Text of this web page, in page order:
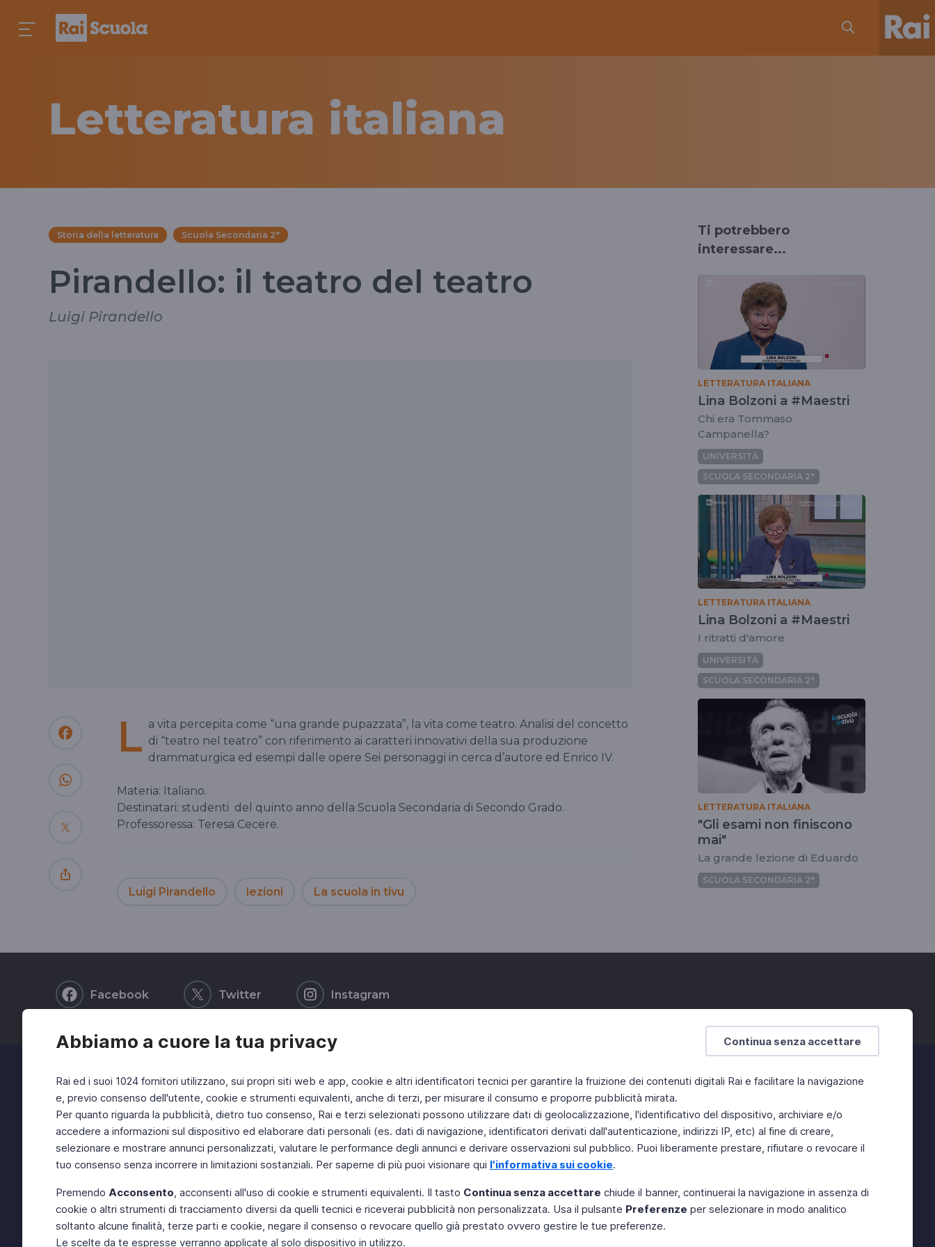
Continua senza accettare
Abbiamo a cuore la tua privacy
Rai ed i suoi 1024 fornitori utilizzano, sui propri siti web e app, cookie e altri identificatori tecnici per garantire la fruizione dei contenuti digitali Rai e facilitare la navigazione
e, previo consenso dell'utente, cookie e strumenti equivalenti, anche di terzi, per misurare il consumo e proporre pubblicità mirata.
Per quanto riguarda la pubblicità, dietro tuo consenso, Rai e terzi selezionati possono utilizzare dati di geolocalizzazione, l'identificativo del dispositivo, archiviare e/o
accedere a informazioni sul dispositivo ed elaborare dati personali (es. dati di navigazione, identificatori derivati dall'autenticazione, indirizzi IP, etc) al fine di creare,
selezionare e mostrare annunci personalizzati, valutare le performance degli annunci e derivare osservazioni sul pubblico. Puoi liberamente prestare, rifiutare o revocare il
tuo consenso senza incorrere in limitazioni sostanziali. Per saperne di più puoi visionare qui l'informativa sui cookie.
Premendo Acconsento, acconsenti all'uso di cookie e strumenti equivalenti. Il tasto Continua senza accettare chiude il banner, continuerai la navigazione in assenza di
cookie o altri strumenti di tracciamento diversi da quelli tecnici e riceverai pubblicità non personalizzata. Usa il pulsante Preferenze per selezionare in modo analitico
soltanto alcune finalità, terze parti e cookie, negare il consenso o revocare quello già prestato ovvero gestire le tue preferenze.
Le scelte da te espresse verranno applicate al solo dispositivo in utilizzo.
Letteratura italiana
Storia della letteratura Scuola Secondaria 2°
Pirandello: il teatro del teatro
Luigi Pirandello
L a vita percepita come “una grande pupazzata”, la vita come teatro. Analisi del concetto
di “teatro nel teatro” con riferimento ai caratteri innovativi della sua produzione
drammaturgica ed esempi dalle opere Sei personaggi in cerca d’autore ed Enrico IV.
​​​​​​​Materia: Italiano.
Destinatari: studenti del quinto anno della Scuola Secondaria di Secondo Grado.
Professoressa: Teresa Cecere.
Luigi Pirandello lezioni La scuola in tivu
Ti potrebbero
interessare...
LETTERATURA ITALIANA
Lina Bolzoni a #Maestri
Chi era Tommaso
Campanella?
UNIVERSITÀ
SCUOLA SECONDARIA 2°
LETTERATURA ITALIANA
Lina Bolzoni a #Maestri
I ritratti d'amore
UNIVERSITÀ
SCUOLA SECONDARIA 2°
LETTERATURA ITALIANA
"Gli esami non finiscono
mai"
La grande lezione di Eduardo
SCUOLA SECONDARIA 2°
Facebook Twitter Instagram